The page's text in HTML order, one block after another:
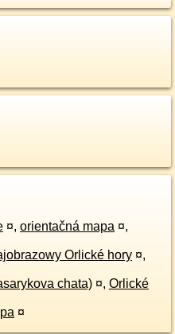
¤, orientačná mapa ¤,
Orlické hory ¤,
chata) ¤, Orlické
¤